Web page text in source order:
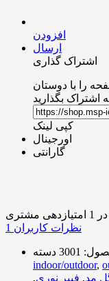
افزودن
ارسال
اشتراک گذاری
را با دوستان
کپی لینک
اورجینال
گارانتی
1 امتیازدهی مشتری
1 نظرات کاربران
3001
indoor/outdoor,
مد, فیبر نوری,